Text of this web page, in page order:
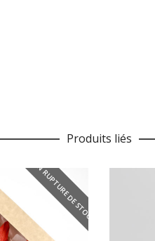
Produits liés
EN RUPTURE DE STOCK